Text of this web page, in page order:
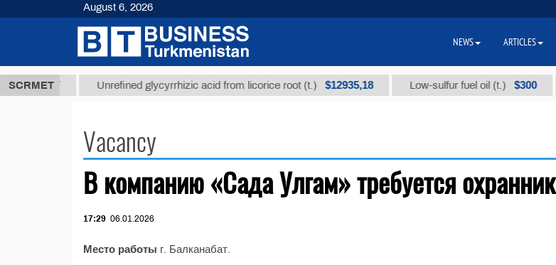
SCRMET
37,8 ТМТ Unrefined glycyrrhizic acid from licorice root (t.) $12935,18 Low-sulfur fuel oil (t.) $300
Vacancy
В компанию «Сада Улгам» требуется охранник
17:29 06.01.2026
Место работы г. Балканабат.
August 6, 2026
NEWS ARTICLES